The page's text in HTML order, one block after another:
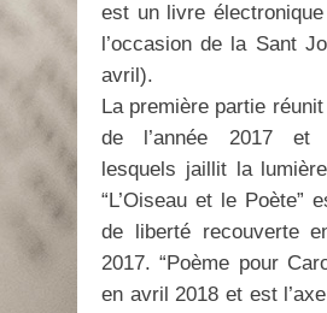
est un livre
l’occasion de la Sant
avril).
La première partie
de l’année 2017 et
lesquels jaillit la
“L’Oiseau et le Poète”
de liberté recouverte
2017. “Poème pour
en avril 2018 et est